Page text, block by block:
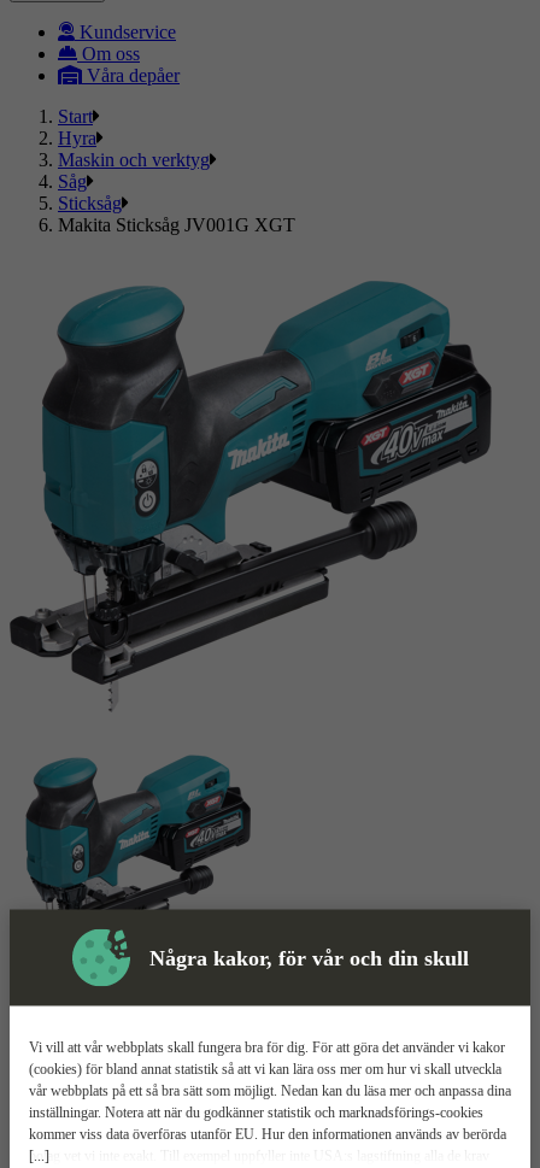
Några kakor, för vår och din skull
[...]
Vi vill att vår webbplats skall fungera bra för dig. För att göra det använder vi kakor
(cookies) för bland annat statistik så att vi kan lära oss mer om hur vi skall utveckla
vår webbplats på ett så bra sätt som möjligt. Nedan kan du läsa mer och anpassa dina
inställningar. Notera att när du godkänner statistik och marknadsförings-cookies
kommer viss data överföras utanför EU. Hur den informationen används av berörda
bolag vet vi inte exakt. Till exempel uppfyller inte USA:s lagstiftning alla de krav
Kundservice
Om oss
Våra depåer
Start
Hyra
Maskin och verktyg
Såg
Sticksåg
Makita Sticksåg JV001G XGT
Mer information
Makita JV001G XGT
Kraftfull – 40V
Överbelastningsskydd